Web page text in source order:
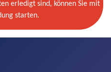
erledigt sind, können Sie mit
starten.